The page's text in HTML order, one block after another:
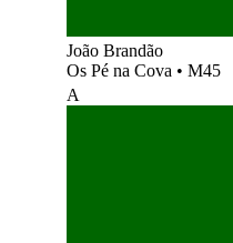
João Brandão
Os Pé na Cova • M45
A